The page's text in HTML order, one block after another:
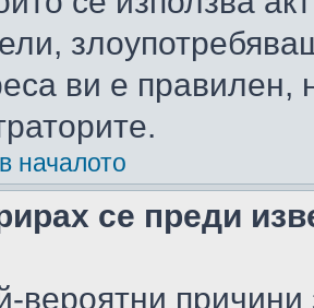
ви е правилен,
началото
се преди
вероятни